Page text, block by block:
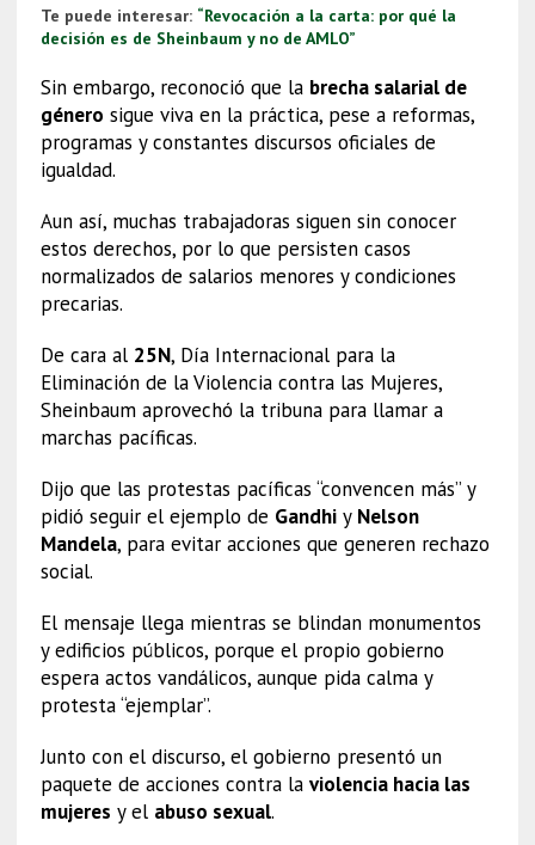
Te puede interesar: “Revocación a la carta: por qué la
decisión es de Sheinbaum y no de AMLO”
Sin embargo, reconoció que la brecha salarial de
género sigue viva en la práctica, pese a reformas,
programas y constantes discursos oficiales de
igualdad.
Aun así, muchas trabajadoras siguen sin conocer
estos derechos, por lo que persisten casos
normalizados de salarios menores y condiciones
precarias.
De cara al 25N, Día Internacional para la
Eliminación de la Violencia contra las Mujeres,
Sheinbaum aprovechó la tribuna para llamar a
marchas pacíficas.
Dijo que las protestas pacíficas “convencen más” y
pidió seguir el ejemplo de Gandhiy Nelson
Mandela, para evitar acciones que generen rechazo
social.
El mensaje llega mientras se blindan monumentos
y edificios públicos, porque el propio gobierno
espera actos vandálicos, aunque pida calma y
protesta “ejemplar”.
Junto con el discurso, el gobierno presentó un
paquete de acciones contra la violencia hacia las
mujeres y el abuso sexual.